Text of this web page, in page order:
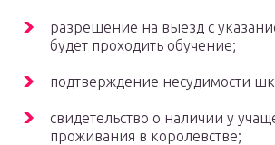
разрешение на выезд с
будет проходить обучение;
подтверждение несудимости
свидетельство о наличии у
проживания в королевстве;